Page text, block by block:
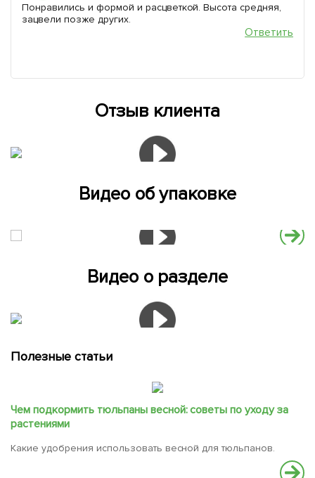
Понравились и формой и расцветкой. Высота средняя,
зацвели позже других.
Ответить
Отзыв клиента
Видео об упаковке
Видео о разделе
Полезные статьи
Чем подкормить тюльпаны весной: советы по уходу за
растениями
Какие удобрения использовать весной для тюльпанов.